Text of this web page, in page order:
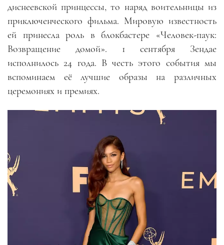
диснеевской принцессы, то наряд воительницы из
приключенческого фильма. Мировую известность
ей принесла роль в блокбастере «Человек-паук:
Возвращение домой». 1 сентября Зендае
исполнилось 24 года. В честь этого события мы
вспоминаем её лучшие образы на различных
церемониях и премиях.